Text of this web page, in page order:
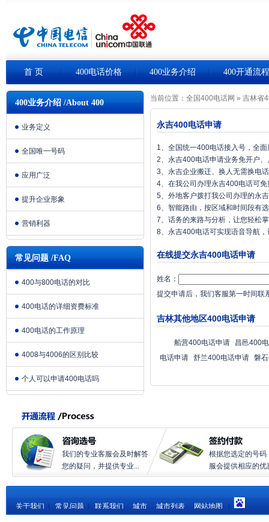
首 页 400电话价格 400业务介绍 400开通流程
400业务介绍 /About 400
业务定义
全国唯一号码
应用广泛
提升企业形象
营销利器
常见问题 /FAQ
400与800电话的对比
400电话的详细资费标准
400电话的工作原理
4008与4006的区别比较
个人可以申请400电话吗
当前位置： 全国400电话网 » 吉林省
永吉400电话申请
1、全国统一400电话接入号，全
2、永吉400电话申请业务免开户
3、永吉企业搬迁、换人无需换电
4、在我公司办理永吉400电话可
5、外地客户拨打我公司办理的永
6、智能路由，按区域和时间段有
7、话务的来路与分析，让您轻松
8、永吉400电话可实现语音导航
在线提交永吉400电话申请
姓名：
提交申请后，我们客服第一时间联
吉林其他地区400电话申请
船营400电话申请
昌邑400
电话申请 舒兰400电话申请 磐
我们的专业客服会及时解答
您的疑问，并提供专业...
根据您选定的号码
服会提供相应的优
关于我们 常见问题 联系我们 城市 城市列表 网站地图